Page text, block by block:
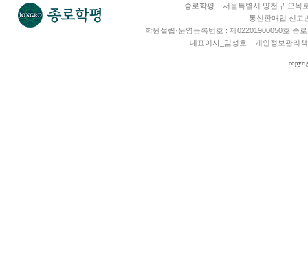
종로학평
서울특별시 양천구 오목
통신판매업 신고
학원설립·운영등록번호 : 제02201900050호 종
대표이사_임성호
개인정보관리